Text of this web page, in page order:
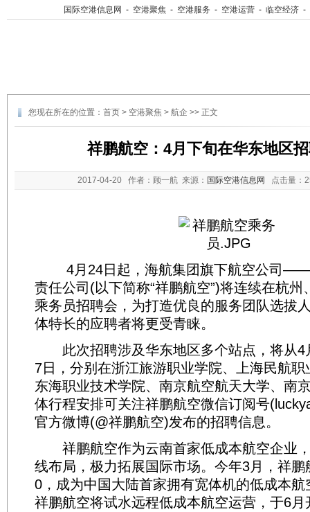
国际空港信息网 - 空港聚焦 - 空港服务 - 空港运营 - 临空经济 -
您现在所在的位置： 首页 > 空港聚焦 > 航企 >> 正文
祥鹏航空：4月下旬在华东地区
2017-04-20 作者：顾一航 来源： 国际空港信息网 点击量：
4月24日起，海航集团旗下航空公司——
责任公司(以下简称“祥鹏航空”)将连续在杭州
乘务员招聘会，为打造优良的服务团队选拔
体特长的应聘者将更受青睐。
此次招聘涉及华东地区多个站点，将从4
7日，分别在浙江旅游职业学院、上海民航
东海职业技术学院、南京航空航天大学、南
体行程安排可关注祥鹏航空微信订阅号
官方微博(@祥鹏航空)发布的招聘信息。
祥鹏航空作为云南首家低成本航空企业
线布局，极力拓展国际市场。今年3月，祥鹏
0，成为中国大陆首家拥有宽体机的低成本
祥鹏航空将试水远程低成本航空运营，于6